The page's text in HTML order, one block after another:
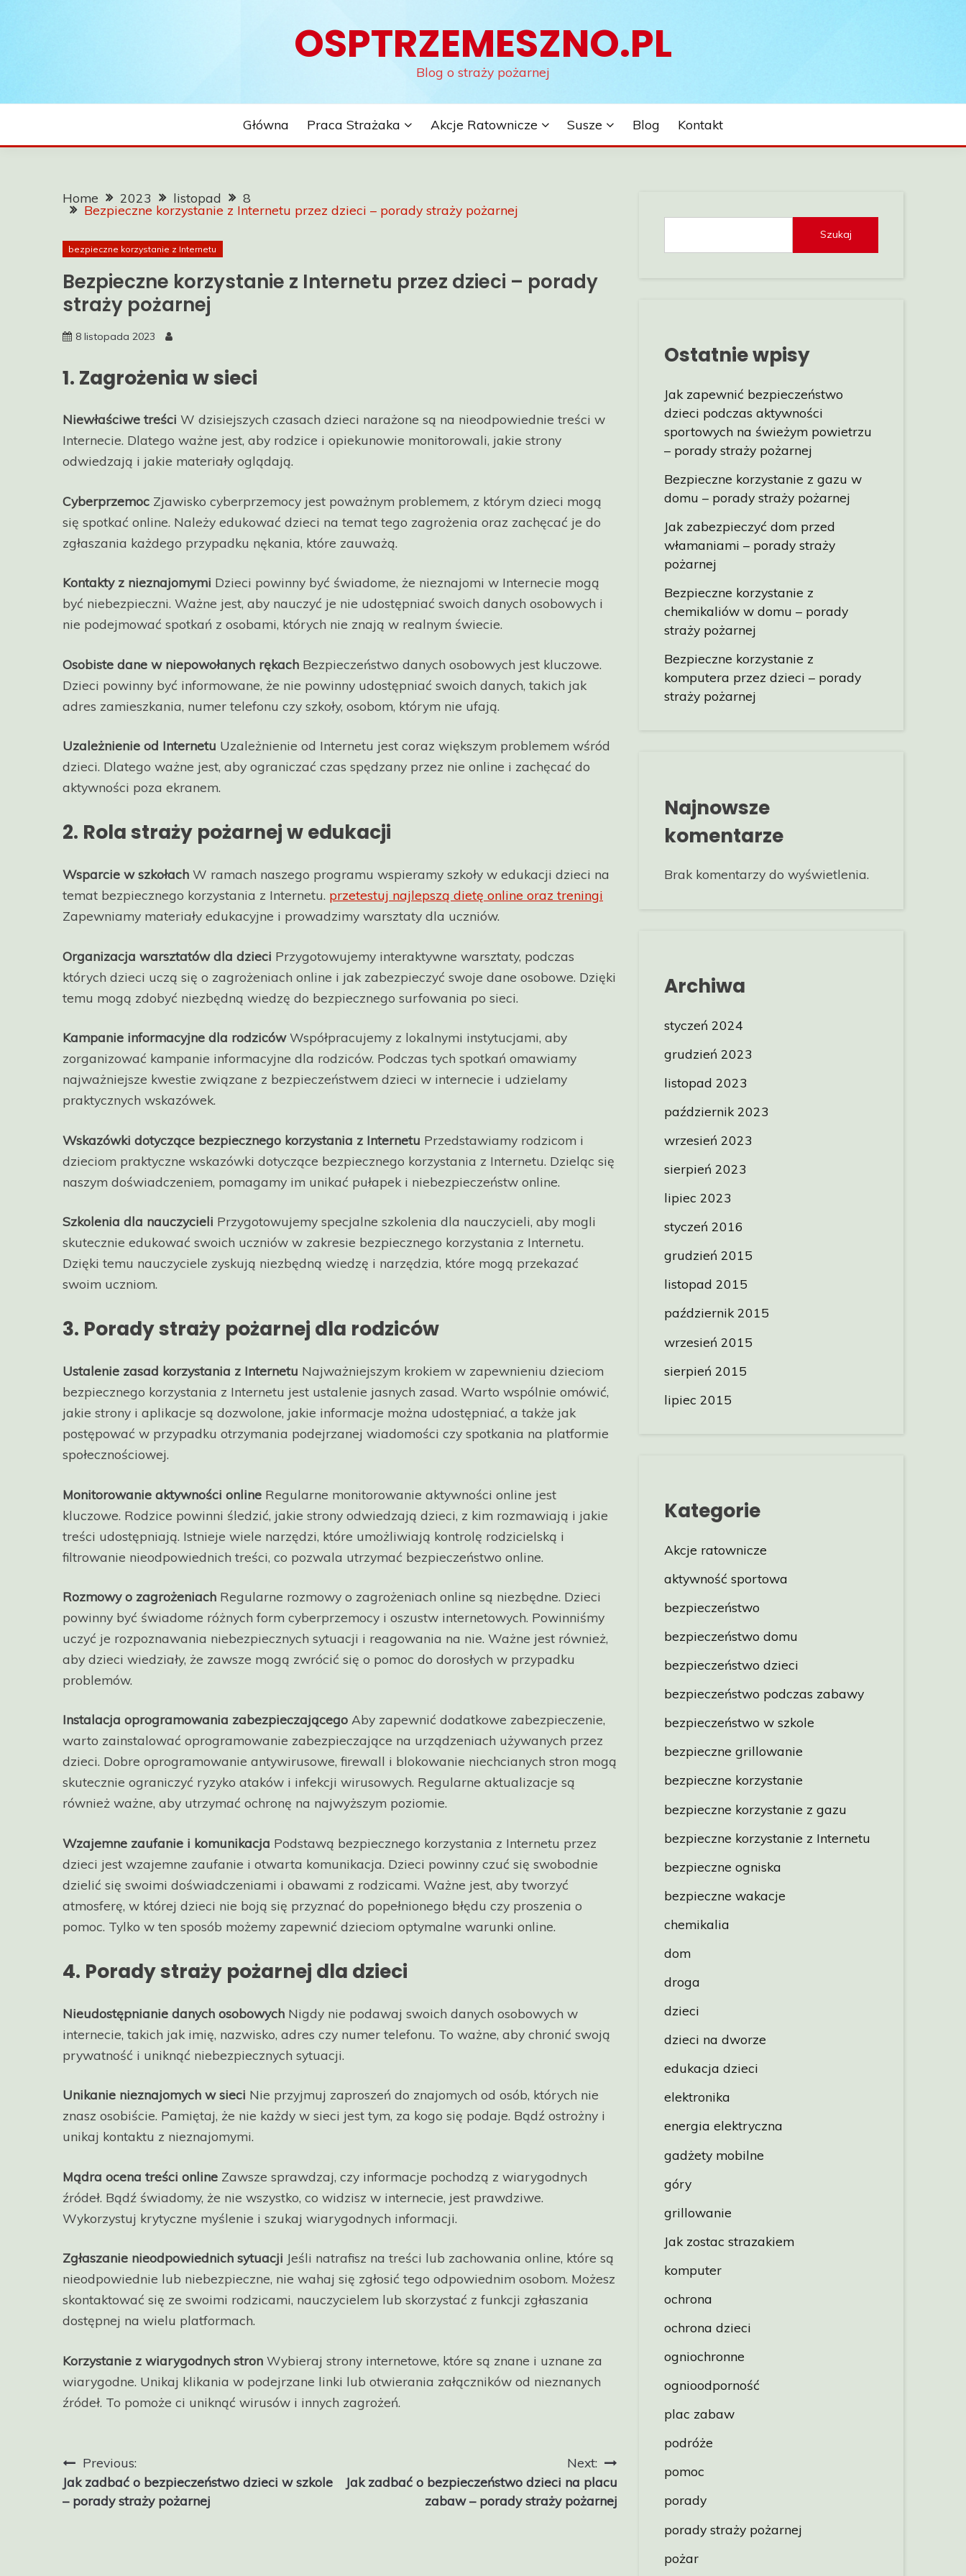
OSPTRZEMESZNO.PL
Blog o straży pożarnej
Główna Praca Strażaka Akcje Ratownicze Susze Blog Kontakt
Home 2023 listopad 8
Bezpieczne korzystanie z Internetu przez dzieci – porady straży pożarnej
bezpieczne korzystanie z Internetu
Bezpieczne korzystanie z Internetu przez dzieci – porady
straży pożarnej
8 listopada 2023
1. Zagrożenia w sieci
Niewłaściwe treści W dzisiejszych czasach dzieci narażone są na nieodpowiednie treści w
Internecie. Dlatego ważne jest, aby rodzice i opiekunowie monitorowali, jakie strony
odwiedzają i jakie materiały oglądają.
Cyberprzemoc Zjawisko cyberprzemocy jest poważnym problemem, z którym dzieci mogą
się spotkać online. Należy edukować dzieci na temat tego zagrożenia oraz zachęcać je do
zgłaszania każdego przypadku nękania, które zauważą.
Kontakty z nieznajomymi Dzieci powinny być świadome, że nieznajomi w Internecie mogą
być niebezpieczni. Ważne jest, aby nauczyć je nie udostępniać swoich danych osobowych i
nie podejmować spotkań z osobami, których nie znają w realnym świecie.
Osobiste dane w niepowołanych rękach Bezpieczeństwo danych osobowych jest kluczowe.
Dzieci powinny być informowane, że nie powinny udostępniać swoich danych, takich jak
adres zamieszkania, numer telefonu czy szkoły, osobom, którym nie ufają.
Uzależnienie od Internetu Uzależnienie od Internetu jest coraz większym problemem wśród
dzieci. Dlatego ważne jest, aby ograniczać czas spędzany przez nie online i zachęcać do
aktywności poza ekranem.
2. Rola straży pożarnej w edukacji
Wsparcie w szkołach W ramach naszego programu wspieramy szkoły w edukacji dzieci na
temat bezpiecznego korzystania z Internetu. przetestuj najlepszą dietę online oraz treningi
Zapewniamy materiały edukacyjne i prowadzimy warsztaty dla uczniów.
Organizacja warsztatów dla dzieci Przygotowujemy interaktywne warsztaty, podczas
których dzieci uczą się o zagrożeniach online i jak zabezpieczyć swoje dane osobowe. Dzięki
temu mogą zdobyć niezbędną wiedzę do bezpiecznego surfowania po sieci.
Kampanie informacyjne dla rodzicówWspółpracujemy z lokalnymi instytucjami, aby
zorganizować kampanie informacyjne dla rodziców. Podczas tych spotkań omawiamy
najważniejsze kwestie związane z bezpieczeństwem dzieci w internecie i udzielamy
praktycznych wskazówek.
Wskazówki dotyczące bezpiecznego korzystania z Internetu Przedstawiamy rodzicom i
dzieciom praktyczne wskazówki dotyczące bezpiecznego korzystania z Internetu. Dzieląc się
naszym doświadczeniem, pomagamy im unikać pułapek i niebezpieczeństw online.
Szkolenia dla nauczycieli Przygotowujemy specjalne szkolenia dla nauczycieli, aby mogli
skutecznie edukować swoich uczniów w zakresie bezpiecznego korzystania z Internetu.
Dzięki temu nauczyciele zyskują niezbędną wiedzę i narzędzia, które mogą przekazać
swoim uczniom.
3. Porady straży pożarnej dla rodziców
Ustalenie zasad korzystania z Internetu Najważniejszym krokiem w zapewnieniu dzieciom
bezpiecznego korzystania z Internetu jest ustalenie jasnych zasad. Warto wspólnie omówić,
jakie strony i aplikacje są dozwolone, jakie informacje można udostępniać, a także jak
postępować w przypadku otrzymania podejrzanej wiadomości czy spotkania na platformie
społecznościowej.
Monitorowanie aktywności online Regularne monitorowanie aktywności online jest
kluczowe. Rodzice powinni śledzić, jakie strony odwiedzają dzieci, z kim rozmawiają i jakie
treści udostępniają. Istnieje wiele narzędzi, które umożliwiają kontrolę rodzicielską i
filtrowanie nieodpowiednich treści, co pozwala utrzymać bezpieczeństwo online.
Rozmowy o zagrożeniach Regularne rozmowy o zagrożeniach online są niezbędne. Dzieci
powinny być świadome różnych form cyberprzemocy i oszustw internetowych. Powinniśmy
uczyć je rozpoznawania niebezpiecznych sytuacji i reagowania na nie. Ważne jest również,
aby dzieci wiedziały, że zawsze mogą zwrócić się o pomoc do dorosłych w przypadku
problemów.
Instalacja oprogramowania zabezpieczającego Aby zapewnić dodatkowe zabezpieczenie,
warto zainstalować oprogramowanie zabezpieczające na urządzeniach używanych przez
dzieci. Dobre oprogramowanie antywirusowe, firewall i blokowanie niechcianych stron mogą
skutecznie ograniczyć ryzyko ataków i infekcji wirusowych. Regularne aktualizacje są
również ważne, aby utrzymać ochronę na najwyższym poziomie.
Wzajemne zaufanie i komunikacja Podstawą bezpiecznego korzystania z Internetu przez
dzieci jest wzajemne zaufanie i otwarta komunikacja. Dzieci powinny czuć się swobodnie
dzielić się swoimi doświadczeniami i obawami z rodzicami. Ważne jest, aby tworzyć
atmosferę, w której dzieci nie boją się przyznać do popełnionego błędu czy proszenia o
pomoc. Tylko w ten sposób możemy zapewnić dzieciom optymalne warunki online.
4. Porady straży pożarnej dla dzieci
Nieudostępnianie danych osobowych Nigdy nie podawaj swoich danych osobowych w
internecie, takich jak imię, nazwisko, adres czy numer telefonu. To ważne, aby chronić swoją
prywatność i uniknąć niebezpiecznych sytuacji.
Unikanie nieznajomych w sieci Nie przyjmuj zaproszeń do znajomych od osób, których nie
znasz osobiście. Pamiętaj, że nie każdy w sieci jest tym, za kogo się podaje. Bądź ostrożny i
unikaj kontaktu z nieznajomymi.
Mądra ocena treści online Zawsze sprawdzaj, czy informacje pochodzą z wiarygodnych
źródeł. Bądź świadomy, że nie wszystko, co widzisz w internecie, jest prawdziwe.
Wykorzystuj krytyczne myślenie i szukaj wiarygodnych informacji.
Zgłaszanie nieodpowiednich sytuacji Jeśli natrafisz na treści lub zachowania online, które są
nieodpowiednie lub niebezpieczne, nie wahaj się zgłosić tego odpowiednim osobom. Możesz
skontaktować się ze swoimi rodzicami, nauczycielem lub skorzystać z funkcji zgłaszania
dostępnej na wielu platformach.
Korzystanie z wiarygodnych stron Wybieraj strony internetowe, które są znane i uznane za
wiarygodne. Unikaj klikania w podejrzane linki lub otwierania załączników od nieznanych
źródeł. To pomoże ci uniknąć wirusów i innych zagrożeń.
Nawigacja
wpisu
Previous:
Jak zadbać o bezpieczeństwo dzieci w szkole
– porady straży pożarnej
Next:
Jak zadbać o bezpieczeństwo dzieci na placu
zabaw – porady straży pożarnej
Szukaj
Ostatnie wpisy
Jak zapewnić bezpieczeństwo
dzieci podczas aktywności
sportowych na świeżym powietrzu
– porady straży pożarnej
Bezpieczne korzystanie z gazu w
domu – porady straży pożarnej
Jak zabezpieczyć dom przed
włamaniami – porady straży
pożarnej
Bezpieczne korzystanie z
chemikaliów w domu – porady
straży pożarnej
Bezpieczne korzystanie z
komputera przez dzieci – porady
straży pożarnej
Najnowsze
komentarze
Brak komentarzy do wyświetlenia.
Archiwa
styczeń 2024
grudzień 2023
listopad 2023
październik 2023
wrzesień 2023
sierpień 2023
lipiec 2023
styczeń 2016
grudzień 2015
listopad 2015
październik 2015
wrzesień 2015
sierpień 2015
lipiec 2015
Kategorie
Akcje ratownicze
aktywność sportowa
bezpieczeństwo
bezpieczeństwo domu
bezpieczeństwo dzieci
bezpieczeństwo podczas zabawy
bezpieczeństwo w szkole
bezpieczne grillowanie
bezpieczne korzystanie
bezpieczne korzystanie z gazu
bezpieczne korzystanie z Internetu
bezpieczne ogniska
bezpieczne wakacje
chemikalia
dom
droga
dzieci
dzieci na dworze
edukacja dzieci
elektronika
energia elektryczna
gadżety mobilne
góry
grillowanie
Jak zostac strazakiem
komputer
ochrona
ochrona dzieci
ogniochronne
ognioodporność
plac zabaw
podróże
pomoc
porady
porady straży pożarnej
pożar